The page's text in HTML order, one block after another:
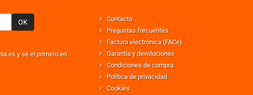
OK
y sé el primero en
Contacto
Preguntas frecuentes
Factura electrónica (FACe)
Garantía y devoluciones
Condiciones de compra
Política de privacidad
Cookies